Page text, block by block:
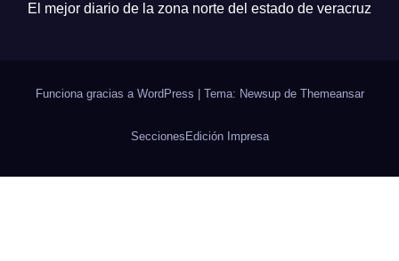
El mejor diario de la zona norte del estado de veracruz
Funciona gracias a WordPress Tema: Newsup de Themeansar
Secciones Edición Impresa